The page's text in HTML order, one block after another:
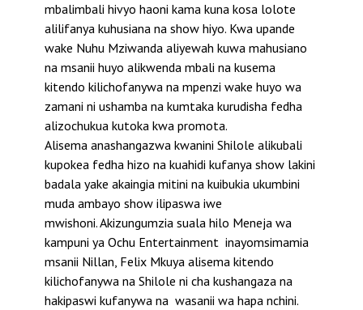
mbalimbali hivyo haoni kama kuna kosa lolote
alilifanya kuhusiana na show hiyo. Kwa upande
wake Nuhu Mziwanda aliyewah kuwa mahusiano
na msanii huyo alikwenda mbali na kusema
kitendo kilichofanywa na mpenzi wake huyo wa
zamani ni ushamba na kumtaka kurudisha fedha
alizochukua kutoka kwa promota.
Alisema anashangazwa kwanini Shilole alikubali
kupokea fedha hizo na kuahidi kufanya show lakini
badala yake akaingia mitini na kuibukia ukumbini
muda ambayo show ilipaswa iwe
mwishoni. Akizungumzia suala hilo Meneja wa
kampuni ya Ochu Entertainment inayomsimamia
msanii Nillan, Felix Mkuya alisema kitendo
kilichofanywa na Shilole ni cha kushangaza na
hakipaswi kufanywa na wasanii wa hapa nchini.